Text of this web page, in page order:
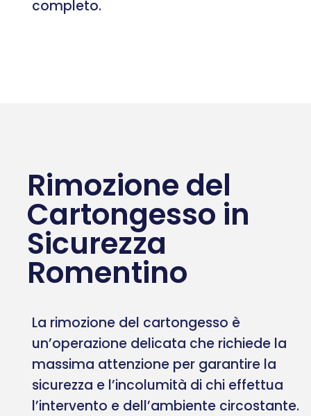
completo.
Rimozione del
Cartongesso in
Sicurezza
Romentino
La rimozione del cartongesso è
un’operazione delicata che richiede la
massima attenzione per garantire la
sicurezza e l’incolumità di chi effettua
l’intervento e dell’ambiente circostante.